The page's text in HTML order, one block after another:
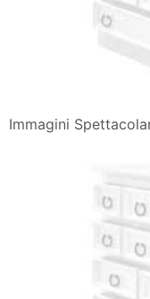
Immagini